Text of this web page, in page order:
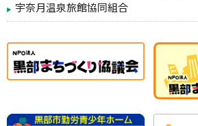
宇奈月温泉旅館協同組合